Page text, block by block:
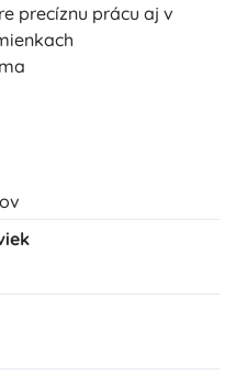
precíznu prácu aj v